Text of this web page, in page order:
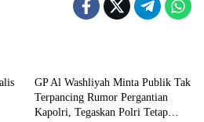
GP Al Washliyah Minta Publik Tak
Terpancing Rumor Pergantian
Kapolri, Tegaskan Polri Tetap
Berita